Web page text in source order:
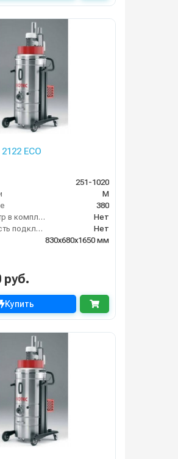
ECO
251-1020
М
380
HEPA фильтр в комплекте
Нет
Возможность подключения электрощетки
Нет
830х680х1650 мм
руб.
Купить